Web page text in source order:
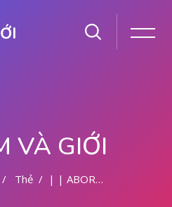
VÀ GIỚI
Thẻ | | ABORSI AMAN DI MALANG